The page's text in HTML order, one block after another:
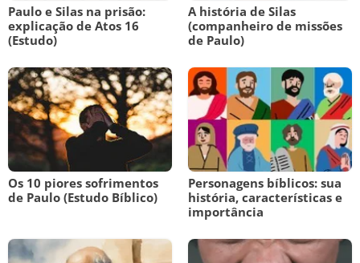
Paulo e Silas na prisão:
explicação de Atos 16
(Estudo)
A história de Silas
(companheiro de missões
de Paulo)
Os 10 piores sofrimentos
de Paulo (Estudo Bíblico)
Personagens bíblicos: sua
história, características e
importância